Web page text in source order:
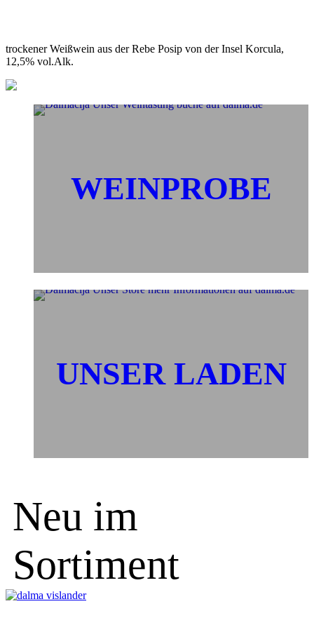
trockener Weißwein aus der Rebe Posip von der Insel Korcula,
12,5% vol.Alk.
WEINPROBE
UNSER LADEN
Neu im
Sortiment